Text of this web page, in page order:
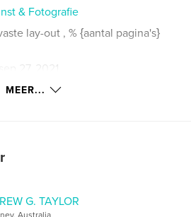
& Fotografie
lay-out , % {aantal pagina's}
sep 27, 2021
26, 2021
Shanghai
MEER...
G. TAYLOR